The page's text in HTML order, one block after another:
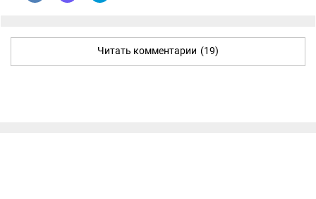
Читать комментарии (19)